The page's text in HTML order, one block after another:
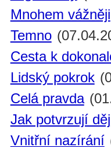
Mnohem vážněji
Temno
Cesta k
Lidský pokrok
Celá pravda
Jak potvrzují
Vnitřní nazírání